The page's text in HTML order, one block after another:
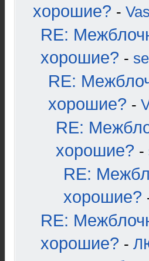
хорошие? -
RE:
хорошие? -
RE:
хорошие? -
RE:
хорошие? -
RE:
хорошие?
RE:
хорошие? -